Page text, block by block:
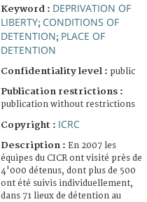
Keyword : DEPRIVATION OF
LIBERTY; CONDITIONS OF
DETENTION; PLACE OF
DETENTION
Confidentiality level : public
Publication restrictions :
publication without restrictions
Copyright : ICRC
Description : En 2007 les
équipes du CICR ont visité près de
4'000 détenus, dont plus de 500
ont été suivis individuellement,
dans 71 lieux de détention au